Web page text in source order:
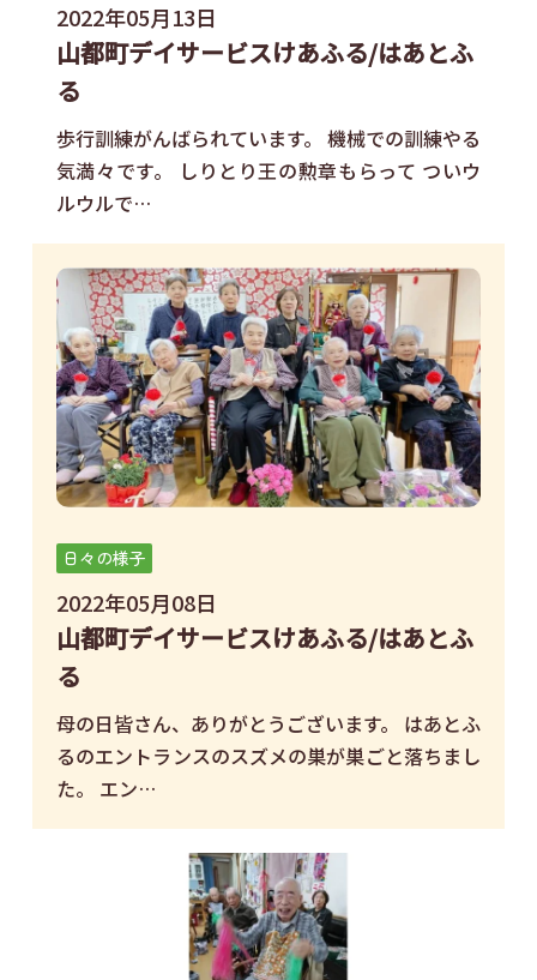
2022年05月13日
山都町デイサービスけあふる/はあとふ
る
歩行訓練がんばられています。 機械での訓練やる
気満々です。 しりとり王の勲章もらって ついウ
ルウルで…
日々の様子
2022年05月08日
山都町デイサービスけあふる/はあとふ
る
母の日皆さん、ありがとうございます。 はあとふ
るのエントランスのスズメの巣が巣ごと落ちまし
た。 エン…